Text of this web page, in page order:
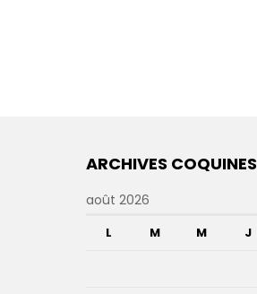
ARCHIVES COQUINES
août 2026
L M M J